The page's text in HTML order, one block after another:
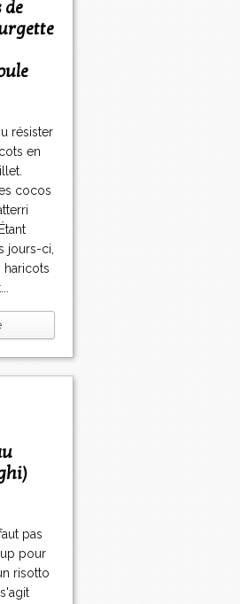
résister
en
cocos
jours-ci,
haricots
pas
pour
risotto